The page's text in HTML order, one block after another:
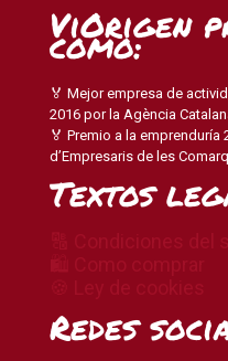
ViOrigen
como:
🏅 Mejor empresa de
2016 por la Agència
🏅 Premio a la
d’Empresaris de les
Textos
Redes